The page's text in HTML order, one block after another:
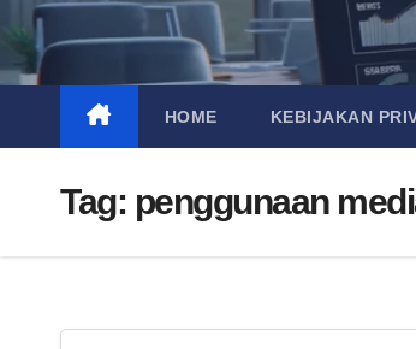
HOME KEBIJAKAN
Tag: penggunaan